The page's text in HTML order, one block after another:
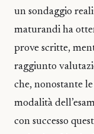
un sondaggio
maturandi ha
prove scritte,
raggiunto
che, nonostante
modalità
con successo